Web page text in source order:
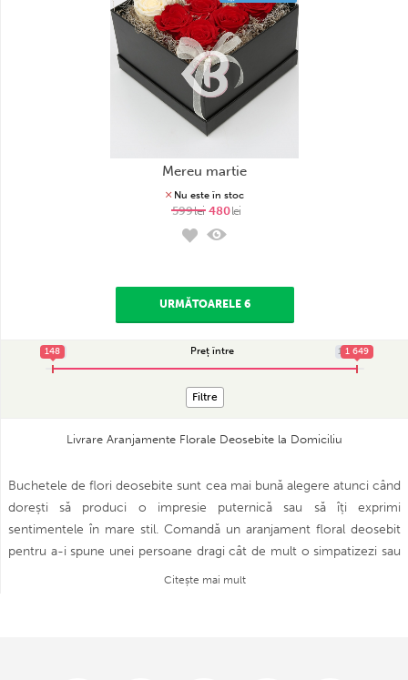
mereu martie
Nu este în stoc
599lei 480lei
URMĂTOARELE 6
Preț între
148 1 649
148 1 649
Filtre
Livrare Aranjamente Florale Deosebite la Domiciliu
Buchetele de flori deosebite sunt cea mai bună alegere atunci când
dorești să produci o impresie puternică sau să îți exprimi
sentimentele în mare stil. Comandă un aranjament floral deosebit
pentru a-i spune unei persoane dragi cât de mult o simpatizezi sau
oferă-l unei cunoștințe apropiate în semn de apreciere,
Citește mai mult